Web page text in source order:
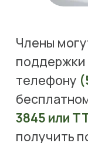
Члены
поддержки
телефону
3845 или
получить